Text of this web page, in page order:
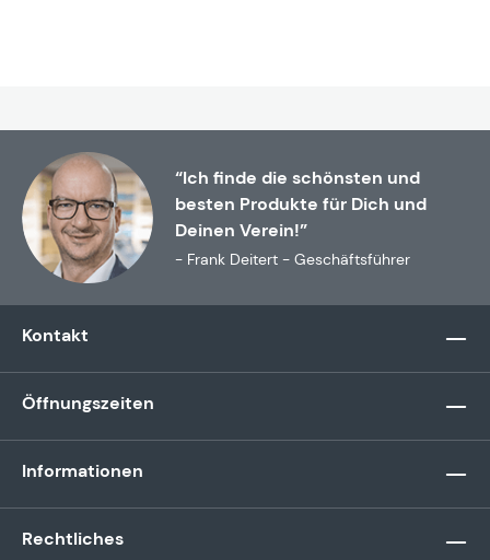
“Ich finde die schönsten und
besten Produkte für Dich und
Deinen Verein!”
- Frank Deitert - Geschäftsführer
Kontakt
Öffnungszeiten
Informationen
Rechtliches